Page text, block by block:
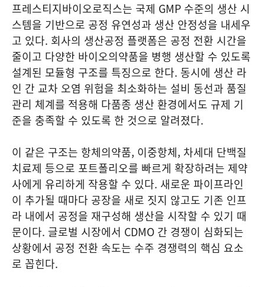
프레스티지바이오로직스는 국제 GMP 수준의 생산 시
스템을 기반으로 공정 유연성과 생산 안정성을 내세우
고 있다. 회사의 생산공정 플랫폼은 공정 전환 시간을
줄이고 다양한 바이오의약품을 병행 생산할 수 있도록
설계된 모듈형 구조를 특징으로 한다. 동시에 생산 라
인 간 교차 오염 위험을 최소화하는 설비 동선과 품질
관리 체계를 적용해 다품종 생산 환경에서도 규제 기
준을 충족할 수 있도록 한 것으로 알려졌다.
이 같은 구조는 항체의약품, 이중항체, 차세대 단백질
치료제 등으로 포트폴리오를 빠르게 확장하려는 제약
사에게 유리하게 작용할 수 있다. 새로운 파이프라인
이 추가될 때마다 공장을 새로 짓지 않고도 기존 인프
라 내에서 공정을 재구성해 생산을 시작할 수 있기 때
문이다. 글로벌 시장에서 CDMO 간 경쟁이 심화되는
상황에서 공정 전환 속도는 수주 경쟁력의 핵심 요소
로 꼽힌다.